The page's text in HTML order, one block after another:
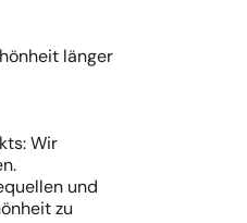
länger
Wir
und
zu